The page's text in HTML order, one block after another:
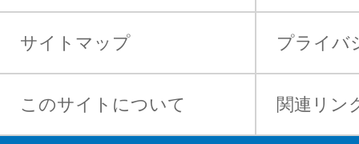
サイトマップ プライバ
このサイトについて 関連リン